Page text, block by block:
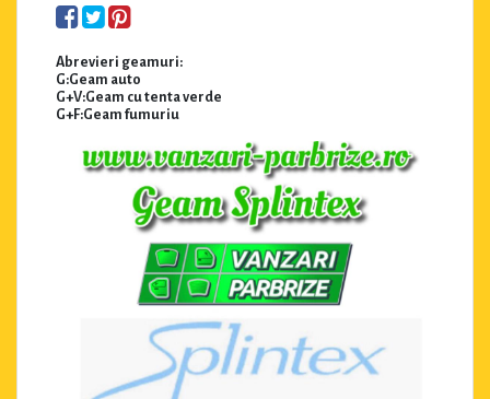
Abrevieri geamuri:
G:Geam auto
G+V:Geam cu tenta verde
G+F:Geam fumuriu